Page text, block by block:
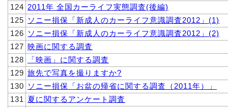
124 2011年 全国カーライフ実態調査(後編)
125
ソニー損保「新成人のカーライフ意識調査2012」(1)
126
ソニー損保「新成人のカーライフ意識調査2012」(2)
127 映画に関する調査
128
「映画」に関する調査
129 旅先で写真を撮りますか?
130
ソニー損保「お盆の帰省に関する調査（2011年）」
131
夏に関するアンケート調査